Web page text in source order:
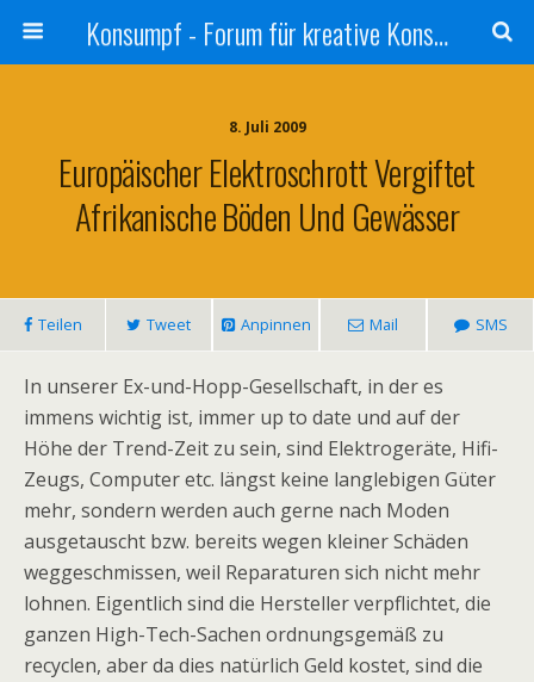
Konsumpf - Forum für kreative Konsumkritik - Culture Jamming, Nachhaltigkeit, Konzernkritik, Adbusting
8. Juli 2009
Europäischer Elektroschrott Vergiftet
Afrikanische Böden Und Gewässer
Teilen Tweet Anpinnen Mail SMS
In unserer Ex-und-Hopp-Gesellschaft, in der es
immens wichtig ist, immer up to date und auf der
Höhe der Trend-Zeit zu sein, sind Elektrogeräte, Hifi-
Zeugs, Computer etc. längst keine langlebigen Güter
mehr, sondern werden auch gerne nach Moden
ausgetauscht bzw. bereits wegen kleiner Schäden
weggeschmissen, weil Reparaturen sich nicht mehr
lohnen. Eigentlich sind die Hersteller verpflichtet, die
ganzen High-Tech-Sachen ordnungsgemäß zu
recyclen, aber da dies natürlich Geld kostet, sind die